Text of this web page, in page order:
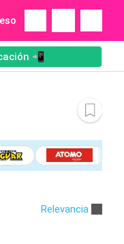
📲
Relevancia